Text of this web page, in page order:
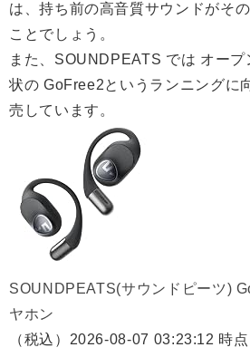
は、持ち前の高音質サウンドがそ
ことでしょう。
また、SOUNDPEATS では オー
状の GoFree2というランニングに
売しています。
SOUNDPEATS(サウンドピーツ)
ヤホン
（税込） 2026-08-07 03:23:12 時点